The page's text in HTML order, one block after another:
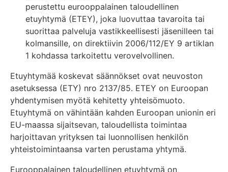
perustettu eurooppalainen taloudellinen
etuyhtymä (ETEY), joka luovuttaa tavaroita tai
suorittaa palveluja vastikkeellisesti jäsenilleen tai
kolmansille, on direktiivin 2006/112/EY 9 artiklan
1 kohdassa tarkoitettu verovelvollinen.
Etuyhtymää koskevat säännökset ovat neuvoston
asetuksessa (ETY) nro 2137/85. ETEY on Euroopan
yhdentymisen myötä kehitetty yhteisömuoto.
Etuyhtymä on vähintään kahden Euroopan unionin eri
EU-maassa sijaitsevan, taloudellista toimintaa
harjoittavan yrityksen tai luonnollisen henkilön
yhteistoimintaansa varten perustama yhtymä.
Eurooppalainen taloudellinen etuyhtymä on